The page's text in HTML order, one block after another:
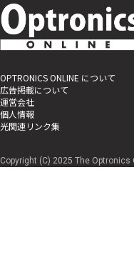
OPTRONICS ONLINE について
広告掲載について
運営会社
個人情報
光関連リンク集
Copyright (C) 2025 The